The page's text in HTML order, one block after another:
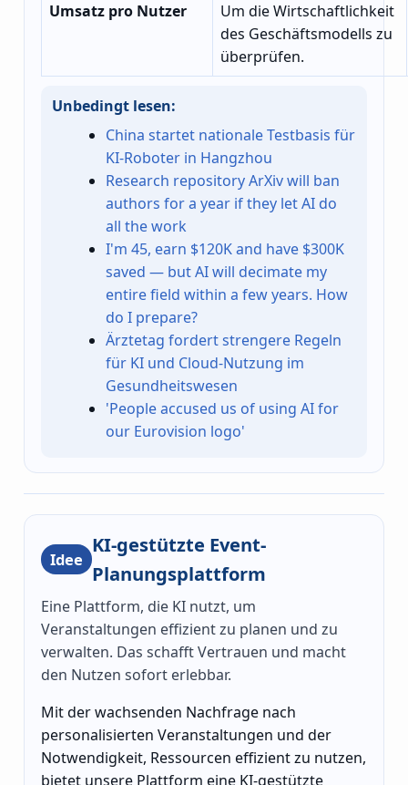
Umsatz pro Nutzer
Um die Wirtschaftlichkeit
des Geschäftsmodells zu
überprüfen.
Unbedingt lesen:
China startet nationale Testbasis für
KI-Roboter in Hangzhou
Research repository ArXiv will ban
authors for a year if they let AI do
all the work
I'm 45, earn $120K and have $300K
saved — but AI will decimate my
entire field within a few years. How
do I prepare?
Ärztetag fordert strengere Regeln
für KI und Cloud-Nutzung im
Gesundheitswesen
'People accused us of using AI for
our Eurovision logo'
Idee
KI-gestützte Event-
Planungsplattform
Eine Plattform, die KI nutzt, um
Veranstaltungen effizient zu planen und zu
verwalten. Das schafft Vertrauen und macht
den Nutzen sofort erlebbar.
Mit der wachsenden Nachfrage nach
personalisierten Veranstaltungen und der
Notwendigkeit, Ressourcen effizient zu nutzen,
bietet unsere Plattform eine KI-gestützte